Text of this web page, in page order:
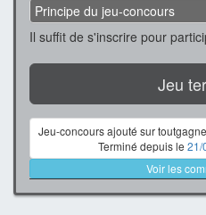
Principe du jeu-concours
Il suffit de s'inscrire pour
Jeu
Jeu-concours ajouté sur
Terminé depuis le 21/
Voir les